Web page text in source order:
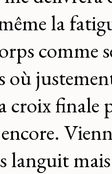
la
comme
où
croix finale
languit